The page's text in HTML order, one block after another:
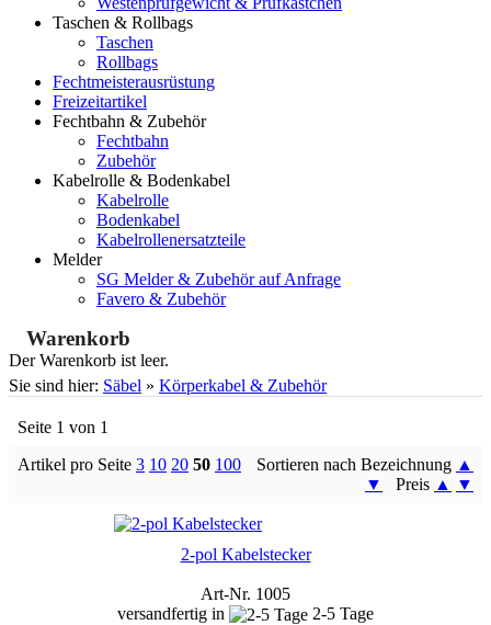
Taschen & Rollbags
Taschen
Rollbags
Fechtmeisterausrüstung
Freizeitartikel
Fechtbahn & Zubehör
Fechtbahn
Zubehör
Kabelrolle & Bodenkabel
Kabelrolle
Bodenkabel
Kabelrollenersatzteile
Melder
SG Melder & Zubehör auf Anfrage
Favero & Zubehör
Warenkorb
Der Warenkorb ist leer.
Sie sind hier: Säbel » Körperkabel & Zubehör
Seite 1 von 1
Artikel pro Seite 3 10 20 50 100 Sortieren nach Bezeichnung ▲
▼
Preis ▲ ▼
2-pol Kabelstecker
Art-Nr. 1005
versandfertig in
2-5 Tage